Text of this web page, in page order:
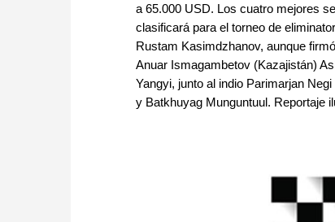
a 65.000 USD. Los cuatro mejores
clasificará para el torneo de
Rustam Kasimdzhanov, aunque
Anuar Ismagambetov (Kazajistán)
Yangyi, junto al indio Parimarjan
y Batkhuyag Munguntuul. Reportaje